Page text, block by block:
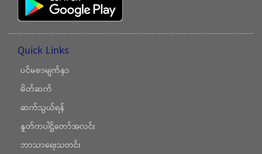
Quick Links
ပင်မစာမျက်နှာ
မိတ်ဆက်
ဆက်သွယ်ရန်
နှုတ်ကပါဌ်တော်အလင်း
ဘာသာရေးသတင်း